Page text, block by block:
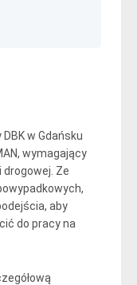
w Gdańsku
wymagający
Ze
aby
do pracy na